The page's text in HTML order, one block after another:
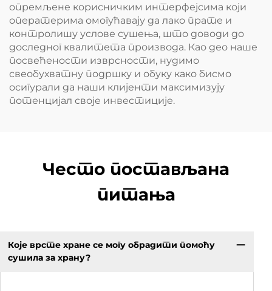
опремљене корисничким интерфејсима који
оператерима омогућавају да лако прате и
контролишу услове сушења, што доводи до
доследног квалитета производа. Као део наше
посвећености изврсности, нудимо
свеобухватну подршку и обуку како бисмо
осигурали да наши клијенти максимизују
потенцијал своје инвестиције.
Често постављана
питања
Које врсте хране се могу обрадити помоћу
сушила за храну?